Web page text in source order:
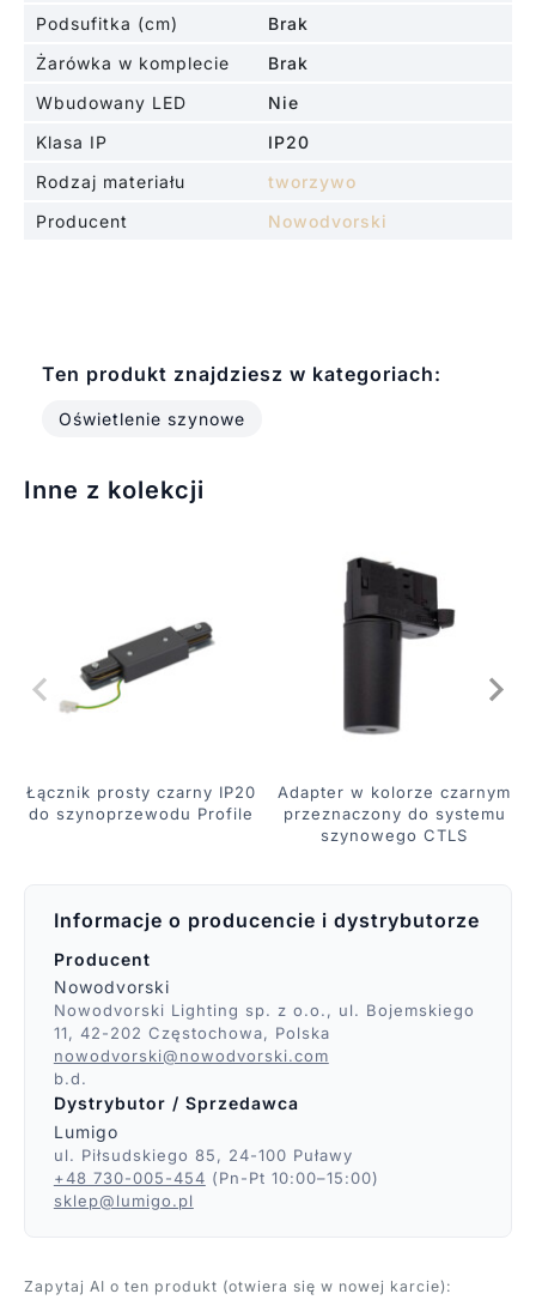
Podsufitka (cm)
Brak
Żarówka w komplecie
Brak
Wbudowany LED
Nie
Klasa IP
IP20
Rodzaj materiału
tworzywo
Producent
Nowodvorski
Ten produkt znajdziesz w kategoriach:
Oświetlenie szynowe
Inne z kolekcji
Łącznik prosty czarny IP20
do szynoprzewodu Profile
Adapter w kolorze czarnym
przeznaczony do systemu
szynowego CTLS
Informacje o producencie i dystrybutorze
Producent
Nowodvorski
Nowodvorski Lighting sp. z o.o., ul. Bojemskiego
11, 42-202 Częstochowa, Polska
nowodvorski@nowodvorski.com
b.d.
Dystrybutor / Sprzedawca
Lumigo
ul. Piłsudskiego 85, 24-100 Puławy
+48 730-005-454 (Pn-Pt 10:00–15:00)
sklep@lumigo.pl
Zapytaj AI o ten produkt (otwiera się w nowej karcie):